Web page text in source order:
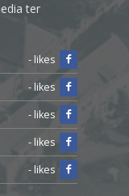
ter
- likes
- likes
- likes
- likes
- likes